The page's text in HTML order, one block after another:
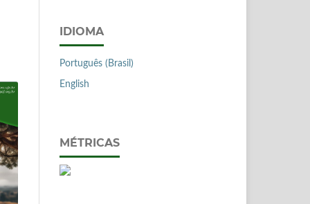
IDIOMA
Português (Brasil)
English
MÉTRICAS